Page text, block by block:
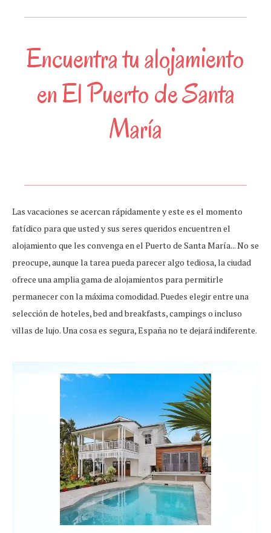
Encuentra tu alojamiento
en El Puerto de Santa
María
Las vacaciones se acercan rápidamente y este es el momento
fatídico para que usted y sus seres queridos encuentren el
alojamiento que les convenga en el Puerto de Santa María... No se
preocupe, aunque la tarea pueda parecer algo tediosa, la ciudad
ofrece una amplia gama de alojamientos para permitirle
permanecer con la máxima comodidad. Puedes elegir entre una
selección de hoteles, bed and breakfasts, campings o incluso
villas de lujo. Una cosa es segura, España no te dejará indiferente.